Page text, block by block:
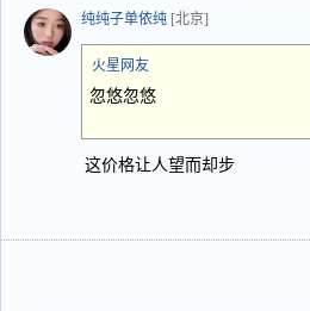
纯纯子单依纯 [北京]
火星网友
忽悠忽悠
这价格让人望而却步